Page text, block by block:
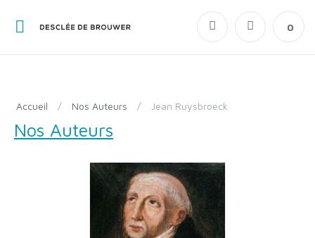
0
Accueil / Nos Auteurs / Jean Ruysbroeck
Nos Auteurs